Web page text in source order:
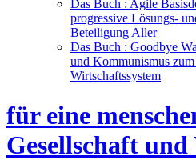
Das Buch : Agile
progressive Lösungs-
Beteiligung Aller
Das Buch : Goodbye
und Kommunismus
Wirtschaftssystem
für eine
Gesellschaft